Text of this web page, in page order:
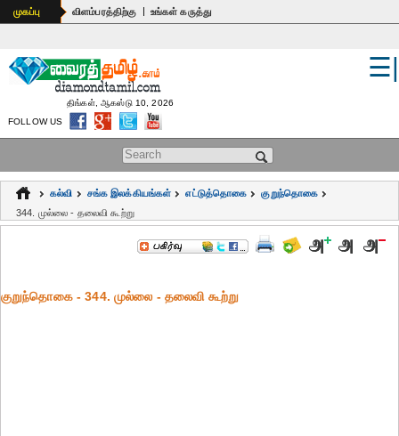
உலகம்
பொதுஅறிவு
கல்வி
ஆன்மிகம்
முகப்பு விளம்பரத்திற்கு | உங்கள் கருத்து
Search form
☰|
திங்கள், ஆகஸ்டு 10, 2026
FOLLOW US
கல்வி சங்க இலக்கியங்கள் எட்டுத்தொகை
குறுந்தொகை
344. முல்லை - தலைவி கூற்று
குறுந்தொகை - 344. முல்லை - தலைவி கூற்று